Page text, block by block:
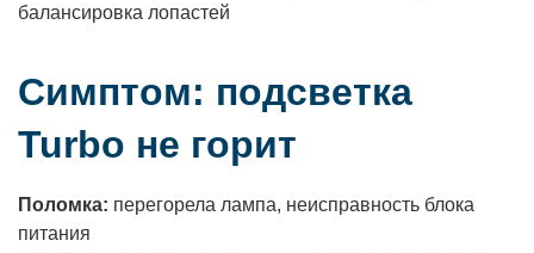
балансировка лопастей
Симптом: подсветка
Turbo не горит
Поломка: перегорела лампа, неисправность блока
питания